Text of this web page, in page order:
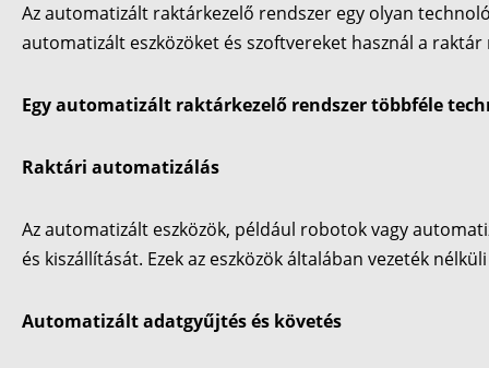
Az automatizált raktárkezelő rendszer egy olyan
automatizált eszközöket és szoftvereket használ a
Egy automatizált raktárkezelő rendszer többféle
Raktári automatizálás
Az automatizált eszközök, például robotok vagy
és kiszállítását. Ezek az eszközök általában vezeték
Automatizált adatgyűjtés és követés